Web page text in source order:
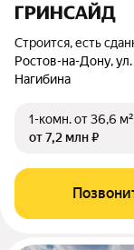
ГРИНСАЙД
Строится, есть
Ростов-на-Дону,
Нагибина
1-комн.от 36,6 м²
от 7,2 млн ₽